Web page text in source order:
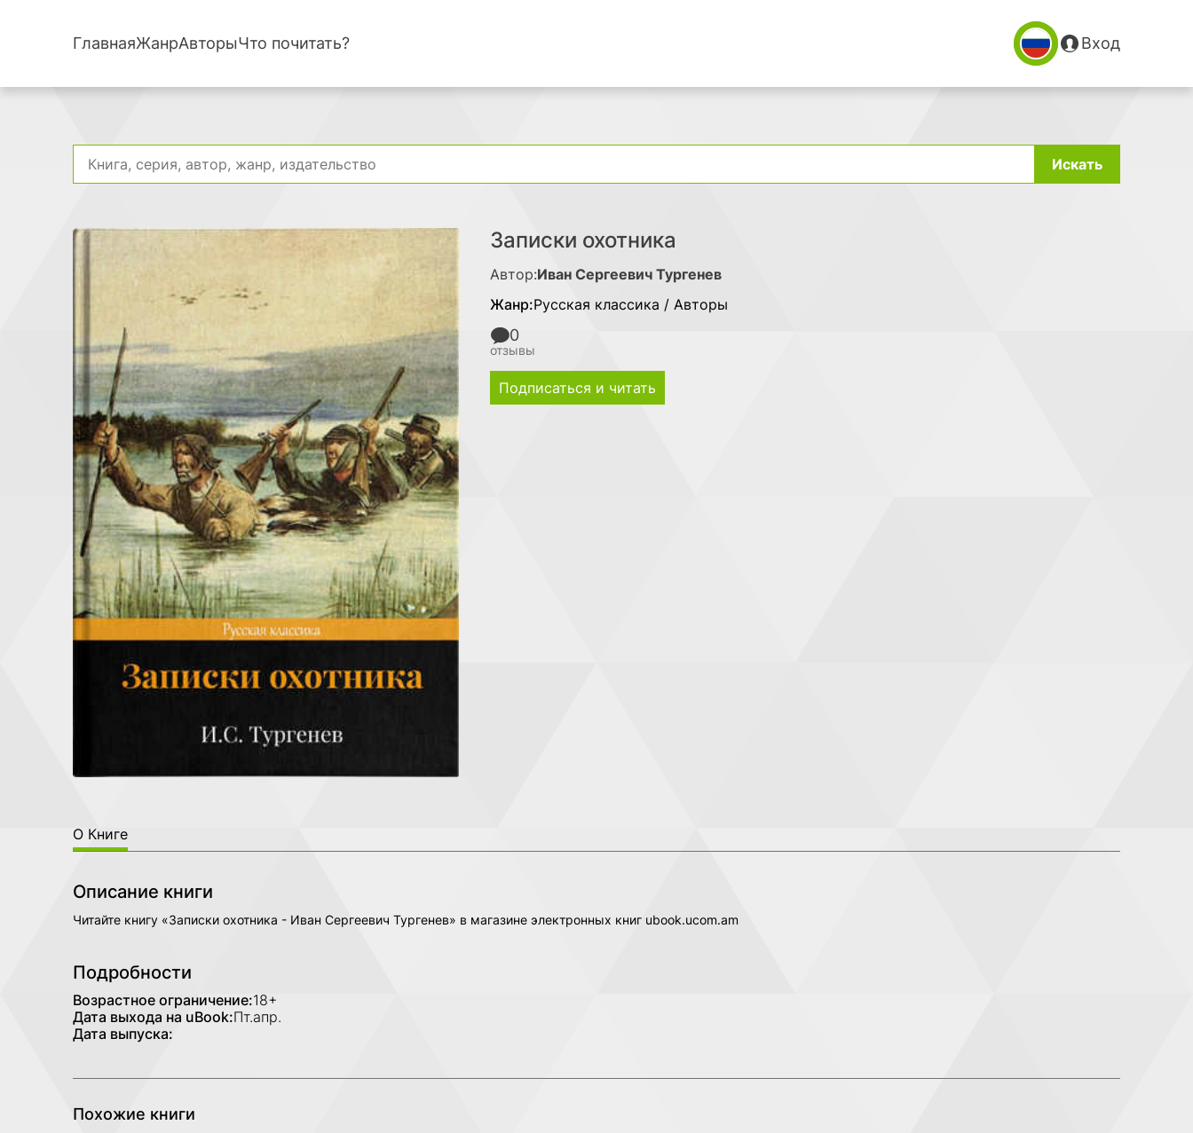
ГлавнаяЖанрАвторыЧто почитать? Вход
Искать
Записки охотника
Автор:Иван Сергеевич Тургенев
Жанр:Русская классика / Авторы
0
отзывы
Подписаться и читать
О Книге
Описание книги
Читайте книгу «Записки охотника - Иван Сергеевич Тургенев» в магазине электронных книг ubook.ucom.am
Подробности
Возрастное ограничение:18+
Дата выхода на uBook:Пт.апр.
Дата выпуска:
Похожие книги